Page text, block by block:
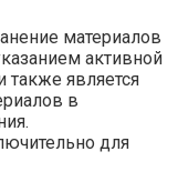
материалов
активной
также является
в
для